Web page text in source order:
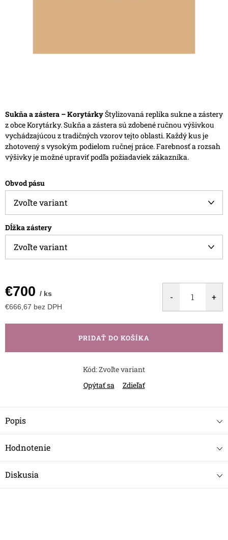
Sukňa a zástera – KorytárkyŠtylizovaná replika sukne a zástery
z obce Korytárky.Sukňa a zástera sú zdobené ručnou výšivkou
vychádzajúcou z tradičných vzorov tejto oblasti. Každý kus je
zhotovený s vysokým podielom ručnej práce.Farebnosť a rozsah
výšivky je možné upraviť podľa požiadaviek zákazníka.
Obvod pásu
Dĺžka zástery
€700 / ks
€666,67 bez DPH
cena:
PRIDAŤ DO KOŠÍKA
Kód:Zvoľte variant
Opýtať sa
Zdieľať
Popis
Hodnotenie
Diskusia